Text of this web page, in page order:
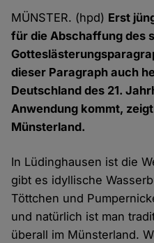
MÜNSTER. (hpd) Erst
für die Abschaffung des
dieser Paragraph auch
Deutschland des 21.
Anwendung kommt,
Münsterland.
In Lüdinghausen ist die
gibt es idyllische
Töttchen und
und natürlich ist man
überall im Münsterland.